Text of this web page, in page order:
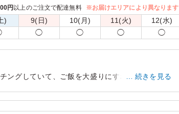
す。
盛」「白ご飯大盛(＋150円)」「オムライス普通盛
イス大盛(＋650円)」に変更できます。下記プルダウ
い。
円 以上のご注文で配達無料 ※お届けエリアにより異なります
) 9(日) 10(月) 11(火) 12(水)
◯ ◯ ◯ ◯
ングしていて、ご飯を大盛りにすれば良かったと
続きを見る